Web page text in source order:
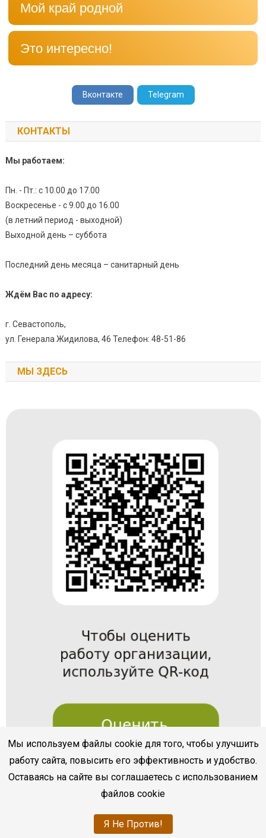
Мой край родной
Это интересно!
Вконтакте Telegram
КОНТАКТЫ
Мы работаем:
Пн. - Пт.: с 10.00 до 17.00
Воскресенье - с 9.00 до 16.00
(в летний период - выходной)
Выходной день – суббота
Последний день месяца – санитарный день
Ждём Вас по адресу:
г. Севастополь,
ул. Генерала Жидилова, 46 Телефон: 48-51-86
МЫ ЗДЕСЬ
bukvoed.cbssev.ru Разработка sevline.com
Мы используем файлы cookie для того, чтобы улучшить
работу сайта, повысить его эффективность и удобство.
Оставаясь на сайте вы соглашаетесь с использованием
файлов cookie
Я Не Против!